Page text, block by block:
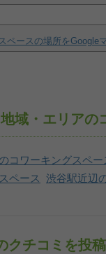
スペースの場所をGoogle
域・エリアの
コワーキングスペー
ペース 渋谷駅近辺
チコミを投